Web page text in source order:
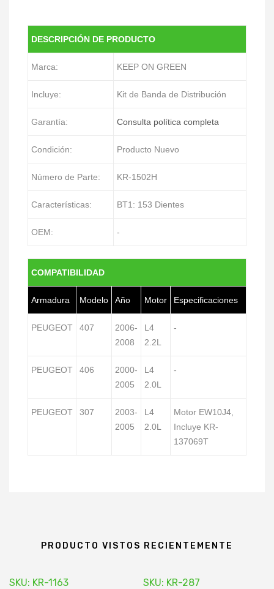
DESCRIPCIÓN DE PRODUCTO
Marca: KEEP ON GREEN
Incluye: Kit de Banda de Distribución
Garantía: Consulta política completa
Condición: Producto Nuevo
Número de Parte: KR-1502H
Características: BT1: 153 Dientes
OEM: -
COMPATIBILIDAD
Armadura Modelo Año Motor Especificaciones
PEUGEOT 407
2006-
2008
L4
2.2L
-
PEUGEOT 406
2000-
2005
L4
2.0L
-
PEUGEOT 307
2003-
2005
L4
2.0L
Motor EW10J4,
Incluye KR-
137069T
PRODUCTO VISTOS RECIENTEMENTE
SKU: KR-1163
SKU: KR-287